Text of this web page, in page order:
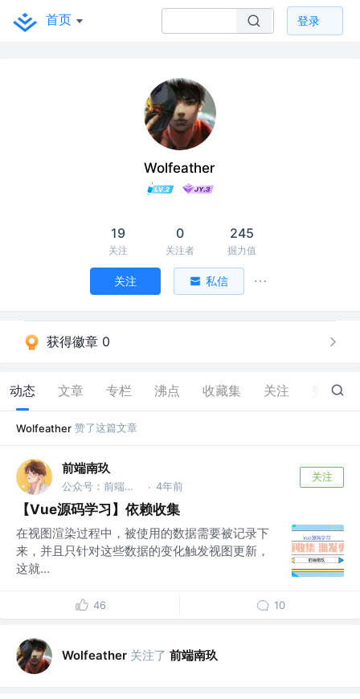
首页 登录
Wolfeather
19
关注
0
关注者
245
掘力值
关注 私信
获得徽章 0
动态 文章 专栏 沸点 收藏集 关注 31
Wolfeather 赞了这篇文章
前端南玖
公众号：前端南玖 · 4年前
关注
【Vue源码学习】依赖收集
在视图渲染过程中，被使用的数据需要被记录下
来，并且只针对这些数据的变化触发视图更新，
这就...
46 10
Wolfeather 关注了 前端南玖